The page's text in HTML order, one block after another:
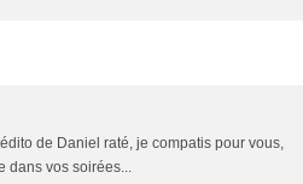
de Daniel raté, je compatis pour vous,
dans vos soirées...